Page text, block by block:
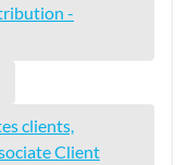
-
clients,
Client